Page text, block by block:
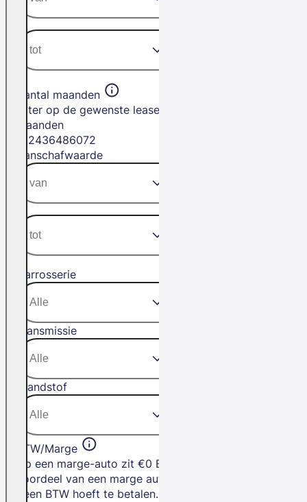
Aantal maanden
Filter op de gewenste leasetermijn in
maanden
2436486072
Aanschafwaarde
Carrosserie
Transmissie
Brandstof
BTW/Marge
Op een marge-auto zit €0 BTW. Het
voordeel van een marge auto is dat je
geen BTW hoeft te betalen.